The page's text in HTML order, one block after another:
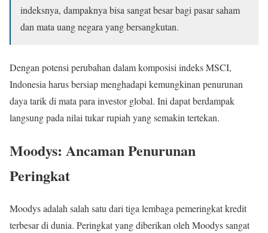
indeksnya, dampaknya bisa sangat besar bagi pasar saham
dan mata uang negara yang bersangkutan.
Dengan potensi perubahan dalam komposisi indeks MSCI,
Indonesia harus bersiap menghadapi kemungkinan penurunan
daya tarik di mata para investor global. Ini dapat berdampak
langsung pada nilai tukar rupiah yang semakin tertekan.
Moodys: Ancaman Penurunan
Peringkat
Moodys adalah salah satu dari tiga lembaga pemeringkat kredit
terbesar di dunia. Peringkat yang diberikan oleh Moodys sangat